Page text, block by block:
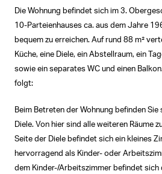
Die Wohnung befindet sich im 3.
10-Parteienhauses ca. aus dem Jahre
bequem zu erreichen. Auf rund 88 m²
Küche, eine Diele, ein Abstellraum, ein
sowie ein separates WC und einen
folgt:
Beim Betreten der Wohnung befinden
Diele. Von hier sind alle weiteren Räume
Seite der Diele befindet sich ein kleines
hervorragend als Kinder- oder
dem Kinder-/Arbeitszimmer befindet sich